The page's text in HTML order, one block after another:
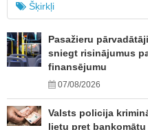
Šķirkļi
Pasažieru
sniegt risinājumus
finansējumu
07/08/2026
Valsts policija
lietu pret bankomātu